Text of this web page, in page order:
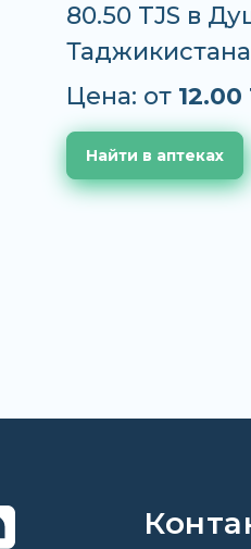
80.50 TJS в
Таджикистана
Цена: от 12.00
Найти в аптеках